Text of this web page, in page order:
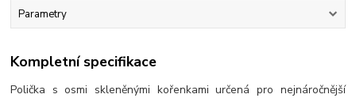
Parametry
Kompletní specifikace
Polička s osmi skleněnými kořenkami určená pro nejnáročnější